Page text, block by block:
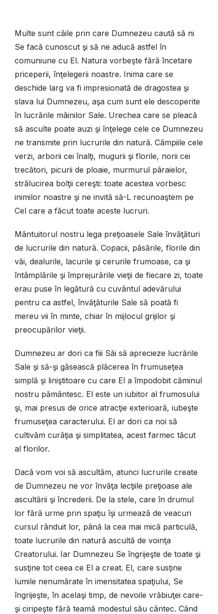
Multe sunt căile prin care Dumnezeu caută să ni
Se facă cunoscut şi să ne aducă astfel în
comuniune cu El. Natura vorbeşte fără încetare
priceperii, înţelegerii noastre. Inima care se
deschide larg va fi impresionată de dragostea şi
slava lui Dumnezeu, aşa cum sunt ele descoperite
în lucrările mâinilor Sale. Urechea care se pleacă
să asculte poate auzi şi înţelege cele ce Dumnezeu
ne transmite prin lucrurile din natură. Câmpiile cele
verzi, arborii cei înalţi, mugurii şi florile, norii cei
trecători, picurii de ploaie, murmurul pâraielor,
strălucirea bolţii cereşti: toate acestea vorbesc
inimilor noastre şi ne invită să-L recunoaştem pe
Cel care a făcut toate aceste lucruri.
Mântuitorul nostru lega preţioasele Sale învăţături
de lucrurile din natură. Copacii, păsările, florile din
văi, dealurile, lacurile şi cerurile frumoase, ca şi
întâmplările şi împrejurările vieţii de fiecare zi, toate
erau puse în legătură cu cuvântul adevărului
pentru ca astfel, învăţăturile Sale să poată fi
mereu vii în minte, chiar în mijlocul grijilor şi
preocupărilor vieţii.
Dumnezeu ar dori ca fiii Săi să aprecieze lucrările
Sale şi să-şi găsească plăcerea în frumuseţea
simplă şi liniştitoare cu care El a împodobit căminul
nostru pământesc. El este un iubitor al frumosului
şi, mai presus de orice atracţie exterioară, iubeşte
frumuseţea caracterului. El ar dori ca noi să
cultivăm curăţia şi simplitatea, acest farmec tăcut
al florilor.
Dacă vom voi să ascultăm, atunci lucrurile create
de Dumnezeu ne vor învăţa lecţiile preţioase ale
ascultării şi încrederii. De la stele, care în drumul
lor fără urme prin spaţiu îşi urmează de veacuri
cursul rânduit lor, până la cea mai mică particulă,
toate lucrurile din natură ascultă de voinţa
Creatorului. Iar Dumnezeu Se îngrijeşte de toate şi
susţine tot ceea ce El a creat. El, care susţine
lumile nenumărate în imensitatea spaţiului, Se
îngrijeşte, în acelaşi timp, de nevoile vrăbiuţei care-
şi ciripeşte fără teamă modestul său cântec. Când